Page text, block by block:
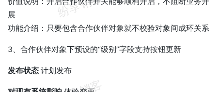
展
功能介绍：只要包含合作伙伴对象就不校验对象间成环关系
3、合作伙伴对象下预设的“级别”字段支持按钮更新
发布状态 计划发布